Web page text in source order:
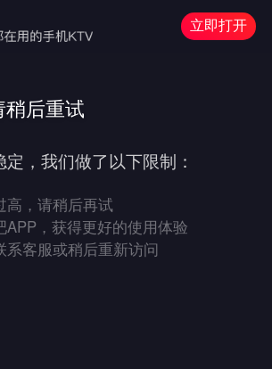
立即打开
后重试
，我们做了以下限制：
高，请稍后再试
APP，获得更好的使用体验
系客服或稍后重新访问